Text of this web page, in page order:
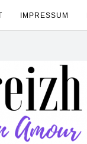
IMPRESSUM